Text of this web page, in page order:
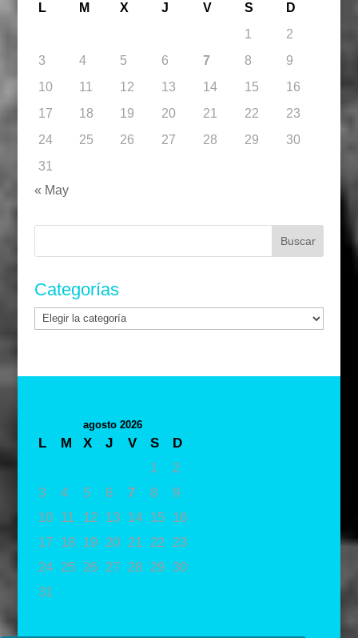
L M X J V S
D
1
2
3
4 5 6 7 8
9
10
11 12 13 14 15
16
17
18 19 20 21 22
23
24
25 26 27 28 29
30
31
« May
Categorías
Categorías
agosto 2026
L M X J V S
D
1
2
3
4 5 6 7 8
9
10
11 12 13 14 15
16
17
18 19 20 21 22
23
24
25 26 27 28 29 30
31